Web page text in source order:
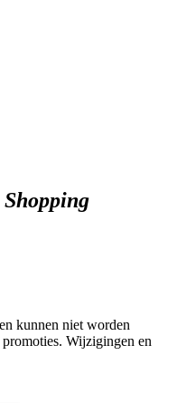
kunnen niet worden
Wijzigingen en